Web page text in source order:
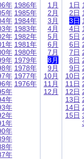
年
年
年
年
年
年
年
年
年
年
年
年
年
年
年
年
年
年
年
年
1986年
1985年
1984年
1983年
1982年
1981年
1980年
1979年
1978年
1977年
1976年
1月
2月
3月
4月
5月
6月
7月
8月
9月
10月
11月
12月
1日
2日
3日
4日
5日
6日
7日
8日
9日
10日
11日
12日
13日
14日
15日